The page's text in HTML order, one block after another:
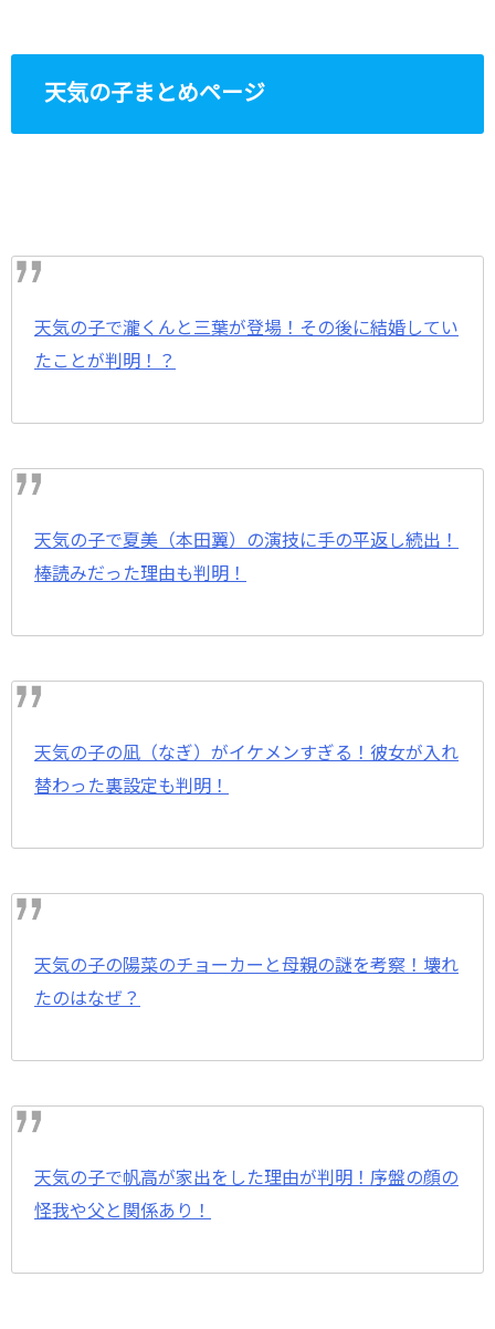
天気の子まとめページ
天気の子で瀧くんと三葉が登場！その後に結婚してい
たことが判明！？
天気の子で夏美（本田翼）の演技に手の平返し続出！
棒読みだった理由も判明！
天気の子の凪（なぎ）がイケメンすぎる！彼女が入れ
替わった裏設定も判明！
天気の子の陽菜のチョーカーと母親の謎を考察！壊れ
たのはなぜ？
天気の子で帆高が家出をした理由が判明！序盤の顔の
怪我や父と関係あり！